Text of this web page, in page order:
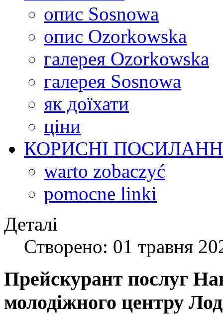
опис Sosnowa
опис Ozorkowska
галерея Ozorkowska
галерея Sosnowa
як доїхати
ціни
КОРИСНІ
warto zobaczyć
pomocne linki
Деталі
Створено: 01 травня
Прейскурант послуг
молодіжного центру